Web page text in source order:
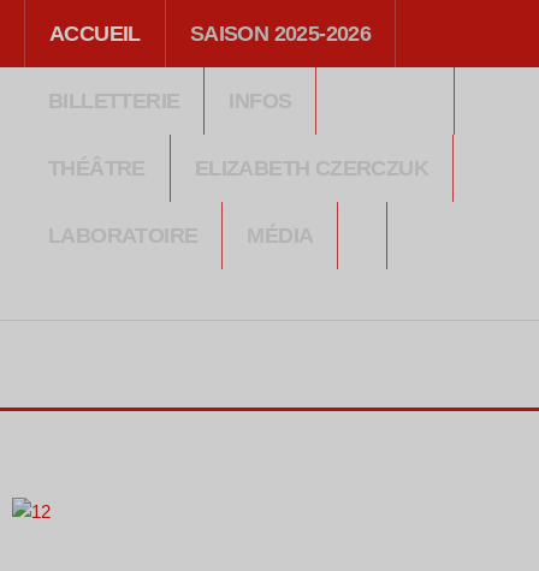
ACCUEIL SAISON 2025-2026
BILLETTERIE INFOS
THÉÂTRE ELIZABETH CZERCZUK
LABORATOIRE MÉDIA